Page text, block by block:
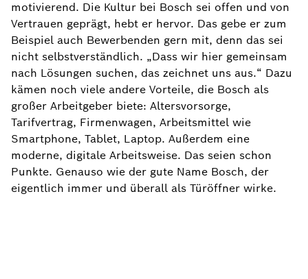
motivierend. Die Kultur bei Bosch sei offen und von
Vertrauen geprägt, hebt er hervor. Das gebe er zum
Beispiel auch Bewerbenden gern mit, denn das sei
nicht selbstverständlich. „Dass wir hier gemeinsam
nach Lösungen suchen, das zeichnet uns aus.“ Dazu
kämen noch viele andere Vorteile, die Bosch als
großer Arbeitgeber biete: Altersvorsorge,
Tarifvertrag, Firmenwagen, Arbeitsmittel wie
Smartphone, Tablet, Laptop. Außerdem eine
moderne, digitale Arbeitsweise. Das seien schon
Punkte. Genauso wie der gute Name Bosch, der
eigentlich immer und überall als Türöffner wirke.